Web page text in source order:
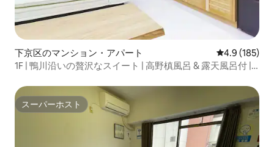
下京区のマンション・アパート レビュー185
4.9 (185)
1F | 鴨川沿いの贅沢なスイート | 高野槙風呂 & 露天風呂付 |
スーパーホスト
スーパーホスト